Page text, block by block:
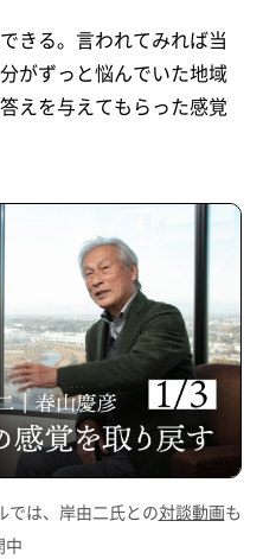
きる。言われてみれば当
がずっと悩んでいた地域
えを与えてもらった感覚
では、岸由二氏との対談動画も
中